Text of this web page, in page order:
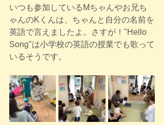
いつも参加しているMちゃんやお兄ち
ゃんのKくんは、ちゃんと自分の名前を
英語で言えましたよ。さすが！"Hello
Song"は小学校の英語の授業でも歌って
いるそうです。